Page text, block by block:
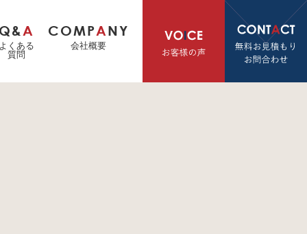
Q& A
よくある
質問
COMPANY
会社概要